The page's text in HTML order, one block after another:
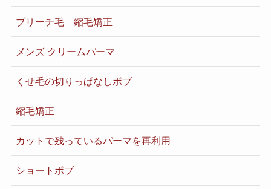
ブリーチ毛 縮毛矯正
メンズ クリームパーマ
くせ毛の切りっぱなしボブ
縮毛矯正
カットで残っているパーマを再利用
ショートボブ